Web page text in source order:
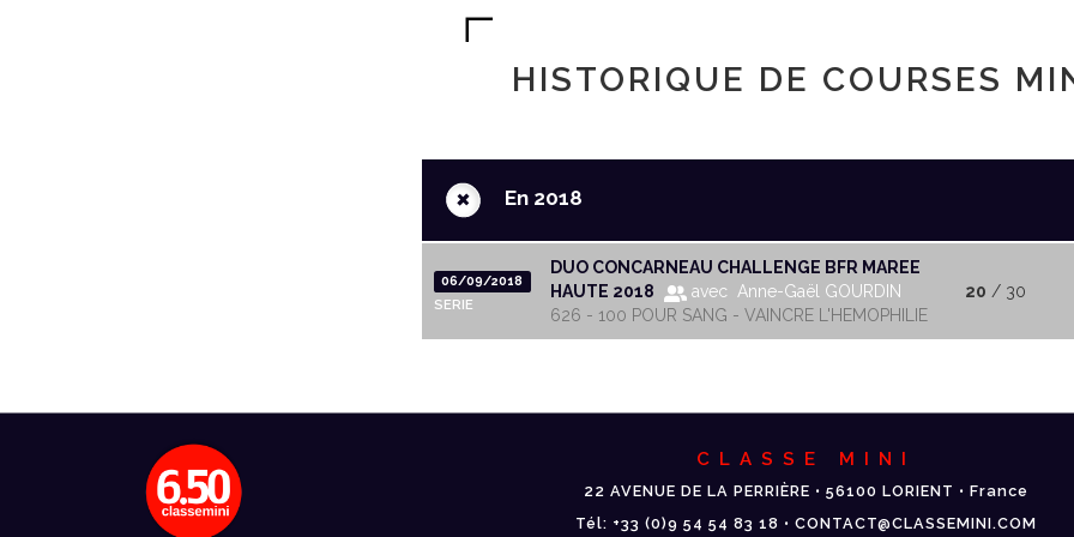
HISTORIQUE DE COURSES
+ En 2018
06/09/2018
SERIE
DUO CONCARNEAU CHALLENGE BFR MAREE
HAUTE 2018
avec Anne-Gaël GOURDIN
626 - 100 POUR SANG - VAINCRE L'HEMOPHILIE
20 / 30
CLASSE MINI
22 AVENUE DE LA PERRIÈRE • 56100 LORIENT • France
Tél: +33 (0)9 54 54 83 18 • CONTACT@CLASSEMINI.COM